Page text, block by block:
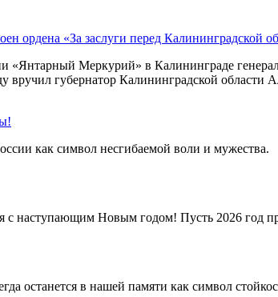
ордена «За заслуги перед Калининградской
«Янтарный Меркурий» в Калининграде
вручил губернатор Калининградской области
как символ несгибаемой воли и мужества.
с наступающим Новым годом! Пусть 2026 год
останется в нашей памяти как символ